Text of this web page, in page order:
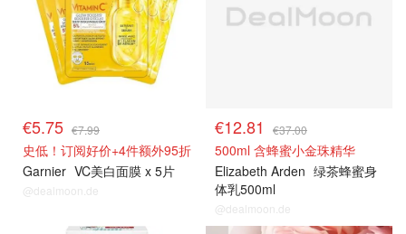
€5.75 €7.99
史低！订阅好价+4件额外95折
Garnier VC美白面膜 x 5片
@dealmoon.de
€12.81 €37.00
500ml 含蜂蜜小金珠精华
Elizabeth Arden 绿茶蜂蜜身
体乳500ml
@dealmoon.de